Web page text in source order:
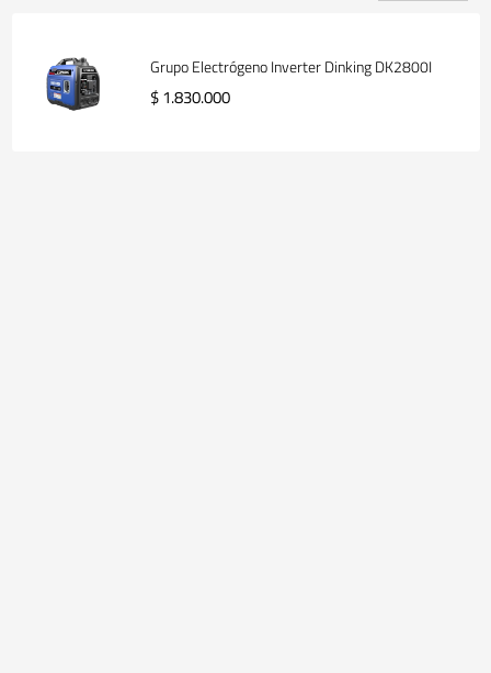
Grupo Electrógeno Inverter Dinking DK2800I
$ 1.830.000